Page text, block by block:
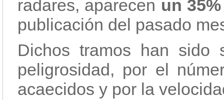
radares, aparecen un
publicación del pasado
Dichos tramos han sido
peligrosidad, por el
acaecidos y por la